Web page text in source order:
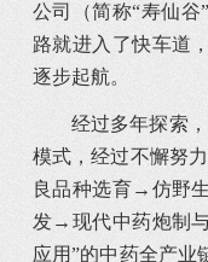
公司（简称“寿仙谷
路就进入了快车道
逐步起航。
经过多年探索
模式，经过不懈努
良品种选育→仿野
发→现代中药炮制
应用”的中药全产业